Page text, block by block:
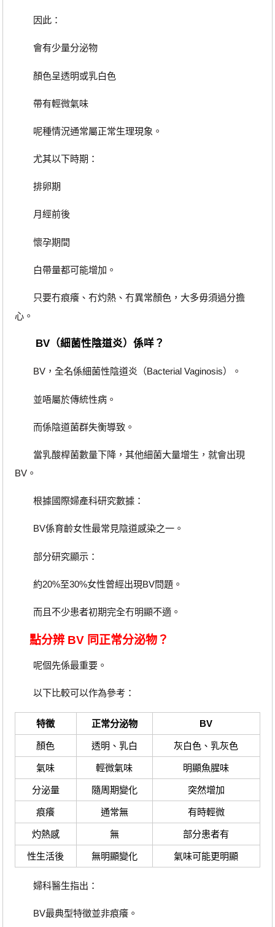
因此：
會有少量分泌物
顏色呈透明或乳白色
帶有輕微氣味
呢種情況通常屬正常生理現象。
尤其以下時期：
排卵期
月經前後
懷孕期間
白帶量都可能增加。
只要冇痕癢、冇灼熱、冇異常顏色，大多毋須過分擔
心。
BV（細菌性陰道炎）係咩？
BV，全名係細菌性陰道炎（Bacterial Vaginosis）。
並唔屬於傳統性病。
而係陰道菌群失衡導致。
當乳酸桿菌數量下降，其他細菌大量增生，就會出現
BV。
根據國際婦產科研究數據：
BV係育齡女性最常見陰道感染之一。
部分研究顯示：
約20%至30%女性曾經出現BV問題。
而且不少患者初期完全冇明顯不適。
點分辨 BV 同正常分泌物？
呢個先係最重要。
以下比較可以作為參考：
特徵 正常分泌物 BV
顏色 透明、乳白 灰白色、乳灰色
氣味 輕微氣味 明顯魚腥味
分泌量 隨周期變化 突然增加
痕癢 通常無 有時輕微
灼熱感 無 部分患者有
性生活後 無明顯變化 氣味可能更明顯
婦科醫生指出：
BV最典型特徵並非痕癢。